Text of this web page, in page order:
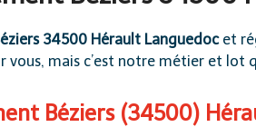
34500 Hérault Languedocet
vous, mais c’est notre métier et lot
Béziers (34500)